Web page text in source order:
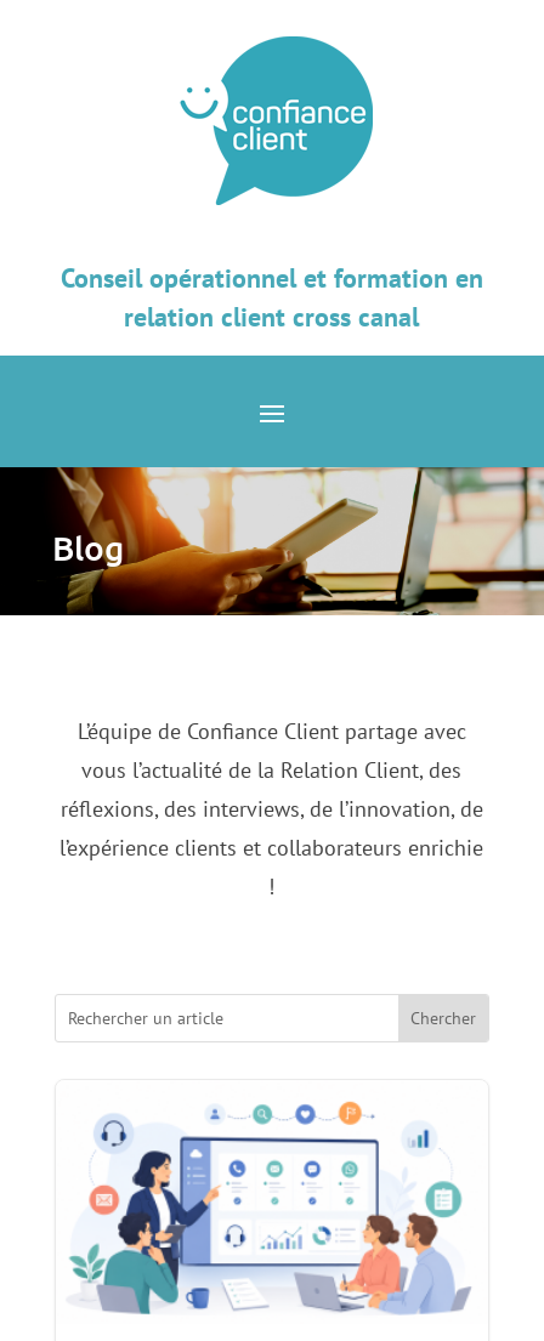
Conseil opérationnel et formation en
relation client cross canal
Blog
L’équipe de Confiance Client partage avec
vous l’actualité de la Relation Client, des
réflexions, des interviews, de l’innovation, de
l’expérience clients et collaborateurs enrichie
!